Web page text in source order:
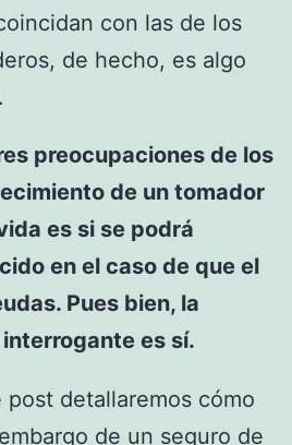
con las de los
de hecho, es algo
preocupaciones de los
de un tomador
es si se podrá
en el caso de que el
Pues bien, la
es sí.
detallaremos cómo
de un seguro de